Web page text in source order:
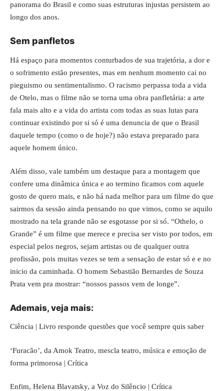
panorama do Brasil e como suas estruturas injustas persistem ao
longo dos anos.
Sem panfletos
Há espaço para momentos conturbados de sua trajetória, a dor e
o sofrimento estão presentes, mas em nenhum momento cai no
pieguismo ou sentimentalismo. O racismo perpassa toda a vida
de Otelo, mas o filme não se torna uma obra panfletária: a arte
fala mais alto e a vida do artista com todas as suas lutas para
continuar existindo por si só é uma denuncia de que o Brasil
daquele tempo (como o de hoje?) não estava preparado para
aquele homem único.
Além disso, vale também um destaque para a montagem que
confere uma dinâmica única e ao termino ficamos com aquele
gosto de quero mais, e não há nada melhor para um filme do que
sairmos da sessão ainda pensando no que vimos, como se aquilo
mostrado na tela grande não se esgotasse por si só. “Othelo, o
Grande” é um filme que merece e precisa ser visto por todos, em
especial pelos negros, sejam artistas ou de qualquer outra
profissão, pois muitas vezes se tem a sensação de estar só e e no
inicio da caminhada. O homem Sebastião Bernardes de Souza
Prata vem pra mostrar: “nossos passos vem de longe”.
Ademais, veja mais:
Ciência | Livro responde questões que você sempre quis saber
‘Furacão’, da Amok Teatro, mescla teatro, música e emoção de
forma primorosa | Crítica
Enfim, Helena Blavatsky, a Voz do Silêncio | Crítica